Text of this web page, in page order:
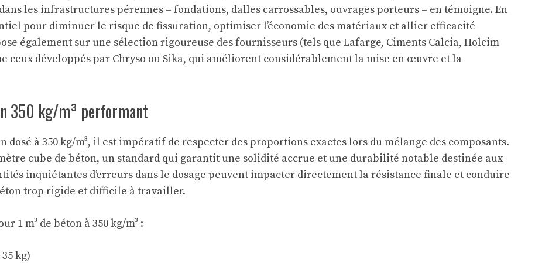
les infrastructures pérennes – fondations, dalles carrossables, ouvrages porteurs – en témoigne. En
pour diminuer le risque de fissuration, optimiser l’économie des matériaux et allier efficacité
également sur une sélection rigoureuse des fournisseurs (tels que Lafarge, Ciments Calcia, Holcim
ceux développés par Chryso ou Sika, qui améliorent considérablement la mise en œuvre et la
350 kg/m³ performant
à 350 kg/m³, il est impératif de respecter des proportions exactes lors du mélange des composants.
cube de béton, un standard qui garantit une solidité accrue et une durabilité notable destinée aux
inquiétantes d’erreurs dans le dosage peuvent impacter directement la résistance finale et conduire
trop rigide et difficile à travailler.
1 m³ de béton à 350 kg/m³ :
kg)